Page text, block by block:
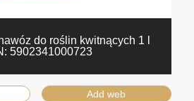
do roślin kwitnących 1 l
5902341000723
Add web